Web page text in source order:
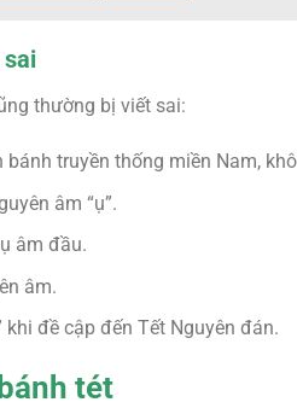
sai
thường bị viết sai:
truyền thống miền Nam,
âm “ụ”.
âm đầu.
âm.
đề cập đến Tết Nguyên đán.
tét